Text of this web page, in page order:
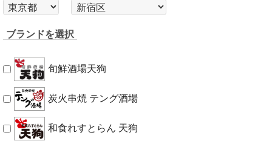
ブランドを選択
旬鮮酒場天狗
炭火串焼 テング酒場
和食れすとらん 天狗